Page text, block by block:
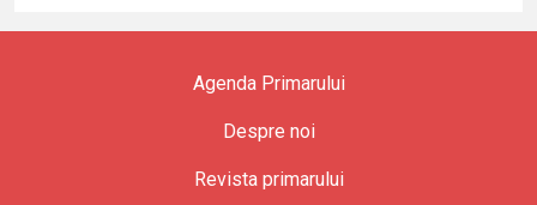
Agenda Primarului
Despre noi
Revista primarului